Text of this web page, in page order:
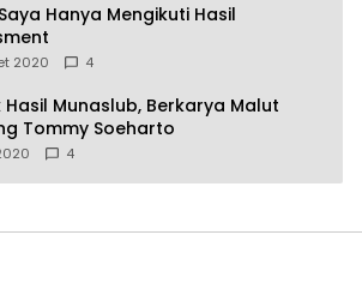
Hanya Mengikuti Hasil
2020 4
Hasil Munaslub, Berkarya Malut
Tommy Soeharto
4